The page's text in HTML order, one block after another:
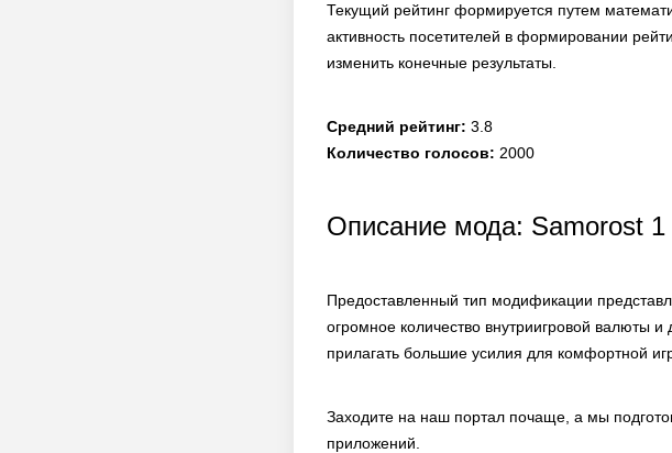
Текущий рейтинг формируется путем
активность посетителей в формировании
изменить конечные результаты.
Средний рейтинг: 3.8
Количество голосов: 2000
Описание мода: Samorost
Предоставленный тип модификации
огромное количество внутриигровой валюты
прилагать большие усилия для комфортной
Заходите на наш портал почаще, а мы
приложений.